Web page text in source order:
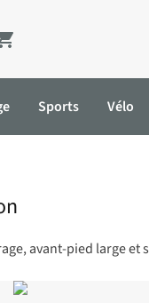
Shopping cart
Sports Vélo
avant-pied large et